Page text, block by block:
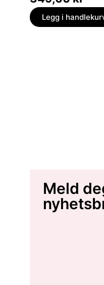
Legg i
Meld